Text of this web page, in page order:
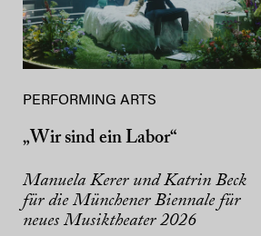
PERFORMING ARTS
„Wir sind ein Labor“
Manuela Kerer und Katrin Beck
für die Münchener Biennale für
neues Musiktheater 2026